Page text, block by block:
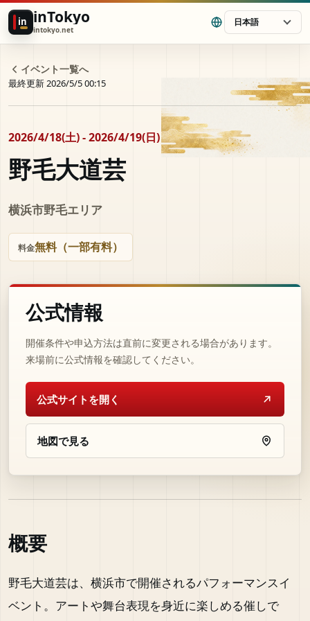
in inTokyo
intokyo.net
日本語
イベント一覧へ
最終更新 2026/5/5 00:15
2026/4/18(土) - 2026/4/19(日)
野毛大道芸
横浜市野毛エリア
料金無料（一部有料）
公式情報
開催条件や申込方法は直前に変更される場合があります。
来場前に公式情報を確認してください。
公式サイトを開く
地図で見る
概要
野毛大道芸は、横浜市で開催されるパフォーマンスイ
ベント。アートや舞台表現を身近に楽しめる催しで